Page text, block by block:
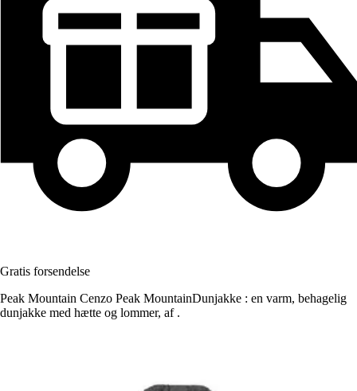
Gratis forsendelse
Peak Mountain Cenzo Peak MountainDunjakke : en varm, behagelig
dunjakke med hætte og lommer, af .